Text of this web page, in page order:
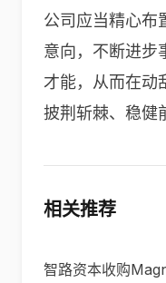
公司应当精心布
意向，不断进步
才能，从而在动
披荆斩棘、稳健
相关推荐
智路资本收购